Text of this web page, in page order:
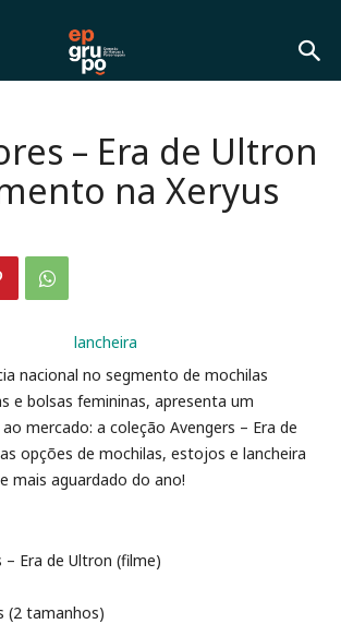
– Era de Ultron
na Xeryus
nacional no segmento de mochilas
e bolsas femininas, apresenta um
mercado: a coleção Avengers – Era de
opções de mochilas, estojos e lancheira
mais aguardado do ano!
– Era de Ultron (filme)
(2 tamanhos)